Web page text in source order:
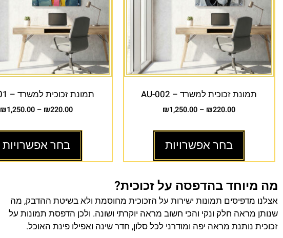
תמונת זכוכית למשרד – AU-002
₪220.00
–
₪1,250.00
בחר אפשרויות
תמונת זכוכית למשרד – AU-001
₪220.00
–
₪1,250.00
בחר אפשרויות
מה מיוחד בהדפסה על זכוכית?
אצלנו מדפיסים תמונות ישירות על הזכוכית מחוסמת ולא בשיטת ההדבק, מה
שנותן מראה חלק ונקי והכי חשוב מראה יוקרתי ושונה. ולכן הדפסת תמונות על
זכוכית נותנת מראה יפה ומודרני לכל סלון, חדר שינה ואפילו פינת האוכל.